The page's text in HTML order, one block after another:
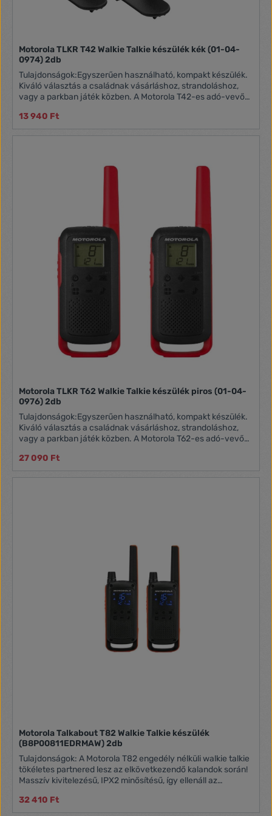
Motorola TLKR T42 Walkie Talkie készülék kék (01-04-
0974) 2db
Tulajdonságok:Egyszerűen használható, kompakt készülék.
Kiváló választás a családnak vásárláshoz, strandoláshoz,
vagy a parkban játék közben. A Motorola T42-es adó-vevő
és tartozékait tartalmazza. A könnyű párosítási funkciónak
köszönhetően egyszerűen beállítható, majd egyszerűen
Adásvége hang Csatornapásztázás Akkumulátor töltöttség
tartozék) Monitor funkció Csengőhang: 1 féle Csomag
13 940 Ft
Motorola TLKR T62 Walkie Talkie készülék piros (01-04-
0976) 2db
Tulajdonságok:Egyszerűen használható, kompakt készülék.
Kiváló választás a családnak vásárláshoz, strandoláshoz,
vagy a parkban játék közben. A Motorola T62-es adó-vevő
és tartozékait tartalmazza. A könnyű párosítási funkciónak
köszönhetően egyszerűen beállítható, majd egyszerűen
zajzár Csengőhang: 20 féle VOX üzemmód Headset
akkumulátor, töltő, 16db matrica
27 090 Ft
Motorola Talkabout T82 Walkie Talkie készülék
(B8P00811EDRMAW) 2db
Tulajdonságok: A Motorola T82 engedély nélküli walkie talkie
tökéletes partnered lesz az elkövetkezendő kalandok során!
Masszív kivitelezésű, IPX2 minősítésű, így ellenáll az
azonnal életre kel amint szükséged van az adóvevőre, és
megkönnyíti a kommunikációt. A párosítás gomb
32 410 Ft